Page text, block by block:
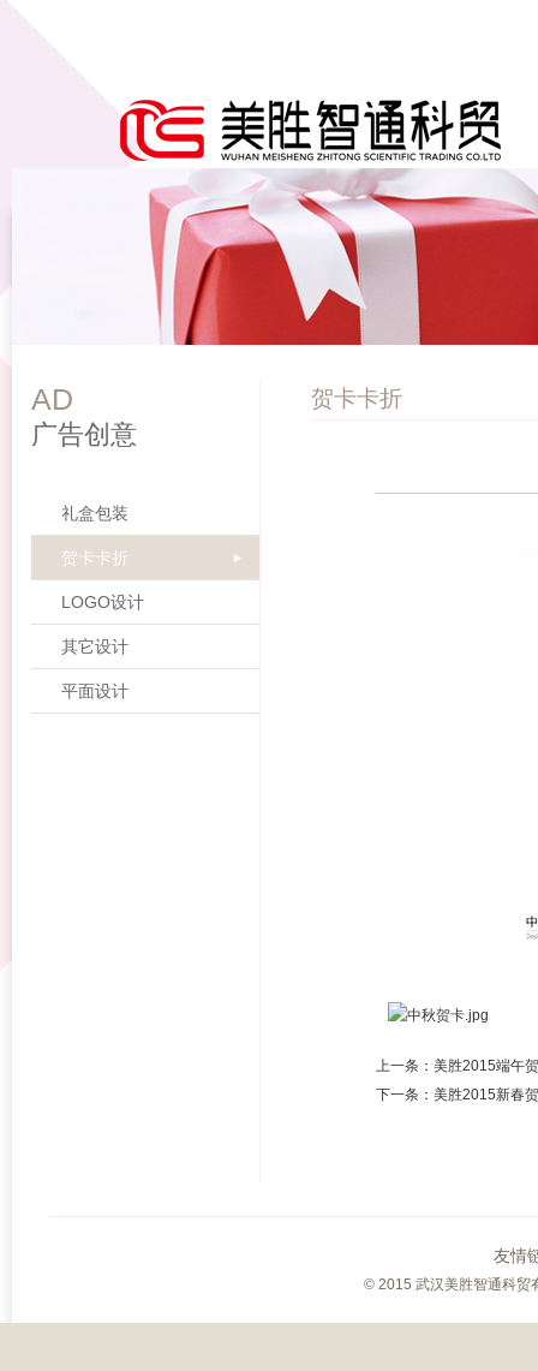
AD
广告创意
礼盒包装
贺卡卡折
LOGO设计
其它设计
平面设计
贺卡卡折
上一条： 美胜2015端午
下一条： 美胜2015新春
友情
© 2015 武汉美胜智通科